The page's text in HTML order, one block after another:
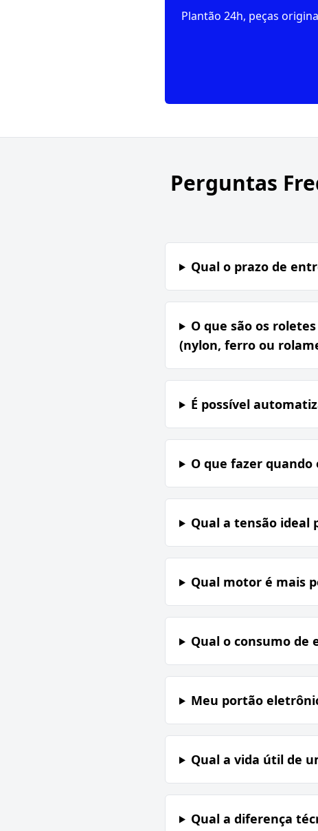
Plantão 24h, peças
Perguntas
Qual o prazo de
O que são os
(nylon, ferro ou
É possível
O que fazer
Qual a tensão ideal
Qual motor é mais
Qual o consumo de
Meu portão
Qual a vida útil de
Qual a diferença